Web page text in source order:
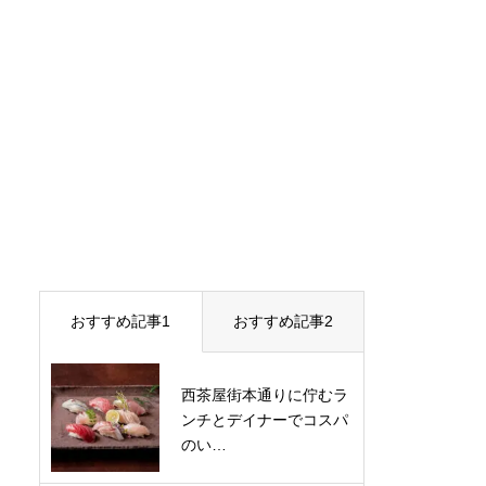
おすすめ記事1 おすすめ記事2
西茶屋街本通りに佇むラ
ンチとデイナーでコスパ
のい…